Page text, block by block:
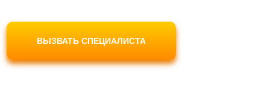
ВЫЗВАТЬ СПЕЦИАЛИСТА